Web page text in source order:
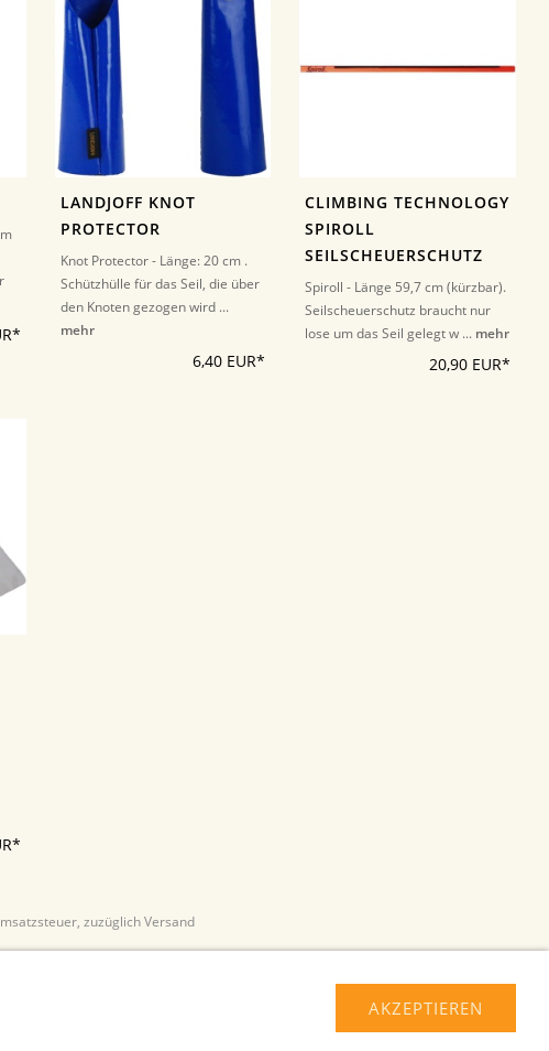
LANDJOFF KNOT
PROTECTOR
Knot Protector - Länge: 20 cm .
Schützhülle für das Seil, die über
den Knoten gezogen wird ...
mehr
6,40 EUR*
CLIMBING TECHNOLOGY
SPIROLL
SEILSCHEUERSCHUTZ
Spiroll - Länge 59,7 cm (kürzbar).
Seilscheuerschutz braucht nur
lose um das Seil gelegt w ... mehr
20,90 EUR*
zuzüglich Versand
Haftungsausschluss Hilfe
AKZEPTIEREN